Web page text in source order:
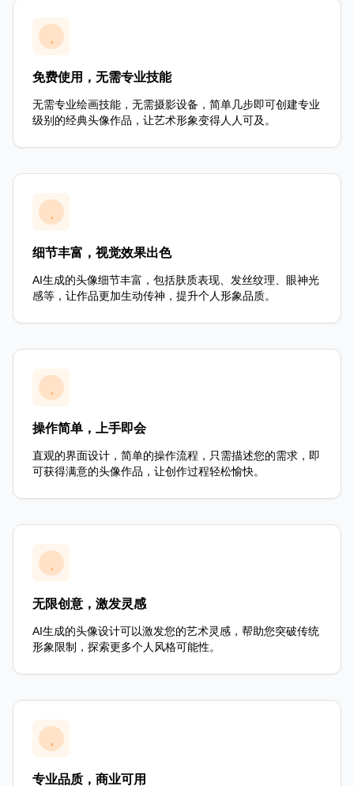
免费使用，无需专业技能
无需专业绘画技能，无需摄影设备，简单几步即可创建专业
级别的经典头像作品，让艺术形象变得人人可及。
细节丰富，视觉效果出色
AI生成的头像细节丰富，包括肤质表现、发丝纹理、眼神光
感等，让作品更加生动传神，提升个人形象品质。
操作简单，上手即会
直观的界面设计，简单的操作流程，只需描述您的需求，即
可获得满意的头像作品，让创作过程轻松愉快。
无限创意，激发灵感
AI生成的头像设计可以激发您的艺术灵感，帮助您突破传统
形象限制，探索更多个人风格可能性。
专业品质，商业可用